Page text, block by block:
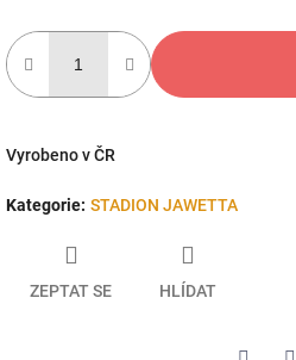
Vyrobeno v ČR
Kategorie: STADION JAWETTA
ZEPTAT SE HLÍDAT